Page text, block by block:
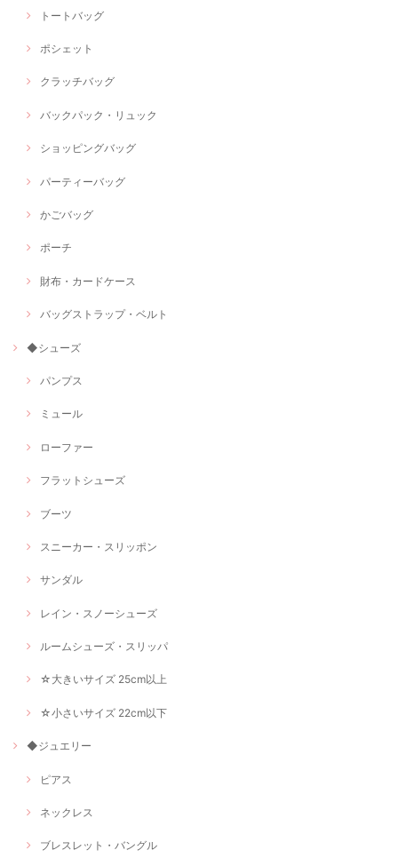
トートバッグ
ポシェット
クラッチバッグ
バックパック・リュック
ショッピングバッグ
パーティーバッグ
かごバッグ
ポーチ
財布・カードケース
バッグストラップ・ベルト
◆シューズ
パンプス
ミュール
ローファー
フラットシューズ
ブーツ
スニーカー・スリッポン
サンダル
レイン・スノーシューズ
ルームシューズ・スリッパ
☆大きいサイズ 25cm以上
☆小さいサイズ 22cm以下
◆ジュエリー
ピアス
ネックレス
ブレスレット・バングル